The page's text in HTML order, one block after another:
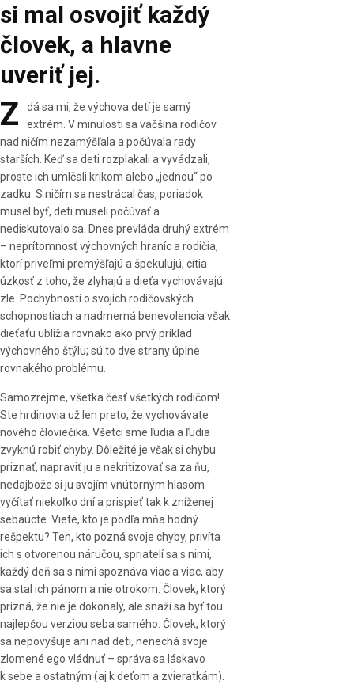
si mal osvojiť každý
človek, a hlavne
uveriť jej.
Z
dá sa mi, že výchova detí je samý
extrém. V minulosti sa väčšina rodičov
nad ničím nezamýšľala a počúvala rady
starších. Keď sa deti rozplakali a vyvádzali,
proste ich umlčali krikom alebo „jednou“ po
zadku. S ničím sa nestrácal čas, poriadok
musel byť, deti museli počúvať a
nediskutovalo sa. Dnes prevláda druhý extrém
– neprítomnosť výchovných hraníc a rodičia,
ktorí priveľmi premýšľajú a špekulujú, cítia
úzkosť z toho, že zlyhajú a dieťa vychovávajú
zle. Pochybnosti o svojich rodičovských
schopnostiach a nadmerná benevolencia však
dieťaťu ublížia rovnako ako prvý príklad
výchovného štýlu; sú to dve strany úplne
rovnakého problému.
Samozrejme, všetka česť všetkých rodičom!
Ste hrdinovia už len preto, že vychovávate
nového človiečika. Všetci sme ľudia a ľudia
zvyknú robiť chyby. Dôležité je však si chybu
priznať, napraviť ju a nekritizovať sa za ňu,
nedajbože si ju svojím vnútorným hlasom
vyčítať niekoľko dní a prispieť tak k zníženej
sebaúcte. Viete, kto je podľa mňa hodný
rešpektu? Ten, kto pozná svoje chyby, privíta
ich s otvorenou náručou, spriatelí sa s nimi,
každý deň sa s nimi spoznáva viac a viac, aby
sa stal ich pánom a nie otrokom. Človek, ktorý
prizná, že nie je dokonalý, ale snaží sa byť tou
najlepšou verziou seba samého. Človek, ktorý
sa nepovyšuje ani nad deti, nenechá svoje
zlomené ego vládnuť – správa sa láskavo
k sebe a ostatným (aj k deťom a zvieratkám).